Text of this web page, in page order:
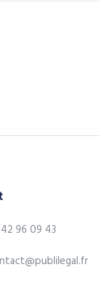
96 09 43